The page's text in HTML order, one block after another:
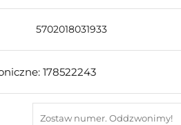
5702018031933
178522243